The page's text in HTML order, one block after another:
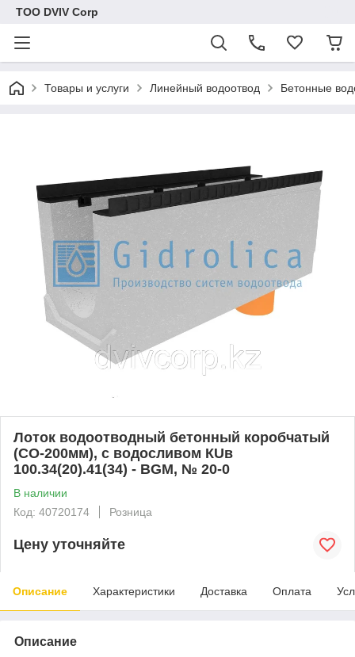
ТОО DVIV Corp
Товары и услуги Линейный водоотвод Бетонные
Лоток водоотводный бетонный коробчатый
(СО-200мм), с водосливом КUв
100.34(20).41(34) - BGМ, № 20-0
В наличии
Код: 40720174
Розница
Цену уточняйте
Описание Характеристики Доставка Оплата
Описание